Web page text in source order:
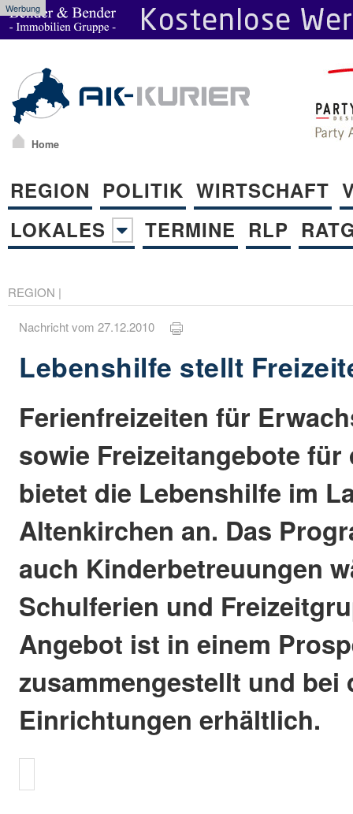
Werbung
Home
REGION POLITIK WIRTSCHAFT
LOKALES
TERMINE RLP
REGION |
Nachricht vom 27.12.2010
Lebenshilfe stellt
Ferienfreizeiten für
sowie Freizeitangebote für
bietet die Lebenshilfe im
Altenkirchen an. Das
auch Kinderbetreuungen
Schulferien und
Angebot ist in einem
zusammengestellt und bei
Einrichtungen erhältlich.